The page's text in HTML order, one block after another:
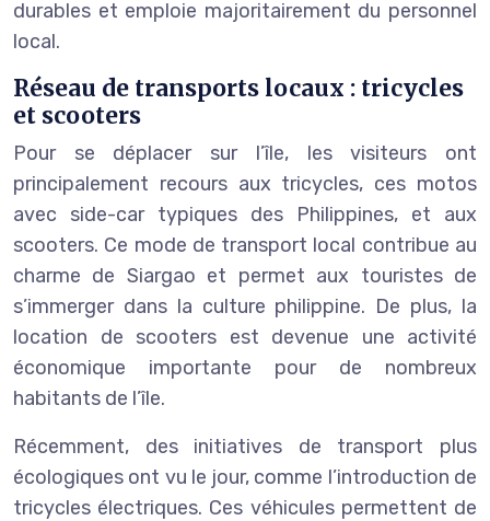
durables et emploie majoritairement du personnel
local.
Réseau de transports locaux : tricycles
et scooters
Pour se déplacer sur l’île, les visiteurs ont
principalement recours aux tricycles, ces motos
avec side-car typiques des Philippines, et aux
scooters. Ce mode de transport local contribue au
charme de Siargao et permet aux touristes de
s’immerger dans la culture philippine. De plus, la
location de scooters est devenue une activité
économique importante pour de nombreux
habitants de l’île.
Récemment, des initiatives de transport plus
écologiques ont vu le jour, comme l’introduction de
tricycles électriques. Ces véhicules permettent de